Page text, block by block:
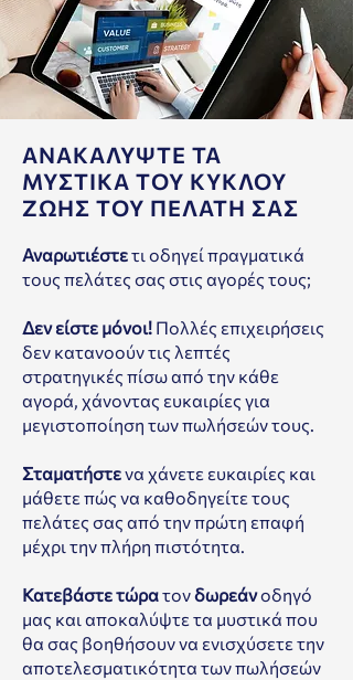
ΑΝΑΚΑΛΥΨΤΕ ΤΑ
ΜΥΣΤΙΚΑ ΤΟΥ ΚΥΚΛΟΥ
ΖΩΗΣ ΤΟΥ ΠΕΛΑΤΗ ΣΑΣ
Αναρωτιέστετι οδηγεί πραγματικά
τους πελάτες σας στις αγορές τους;
Δεν είστε μόνοι! Πολλές επιχειρήσεις
δεν κατανοούν τις λεπτές
στρατηγικές πίσω από την κάθε
αγορά, χάνοντας ευκαιρίες για
μεγιστοποίηση των πωλήσεών τους.
Σταματήστενα χάνετε ευκαιρίες και
μάθετε πώς να καθοδηγείτε τους
πελάτες σας από την πρώτη επαφή
μέχρι την πλήρη πιστότητα.
Κατεβάστε τώρατονδωρεάνοδηγό
μας και αποκαλύψτε τα μυστικά που
θα σας βοηθήσουν να ενισχύσετε την
αποτελεσματικότητα των πωλήσεών